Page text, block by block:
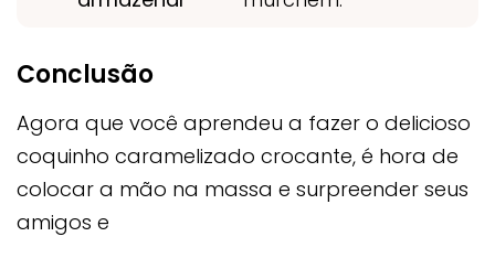
Conclusão
Agora que você aprendeu a fazer o delicioso
coquinho caramelizado crocante, é hora de
colocar a mão na massa e surpreender seus
amigos e